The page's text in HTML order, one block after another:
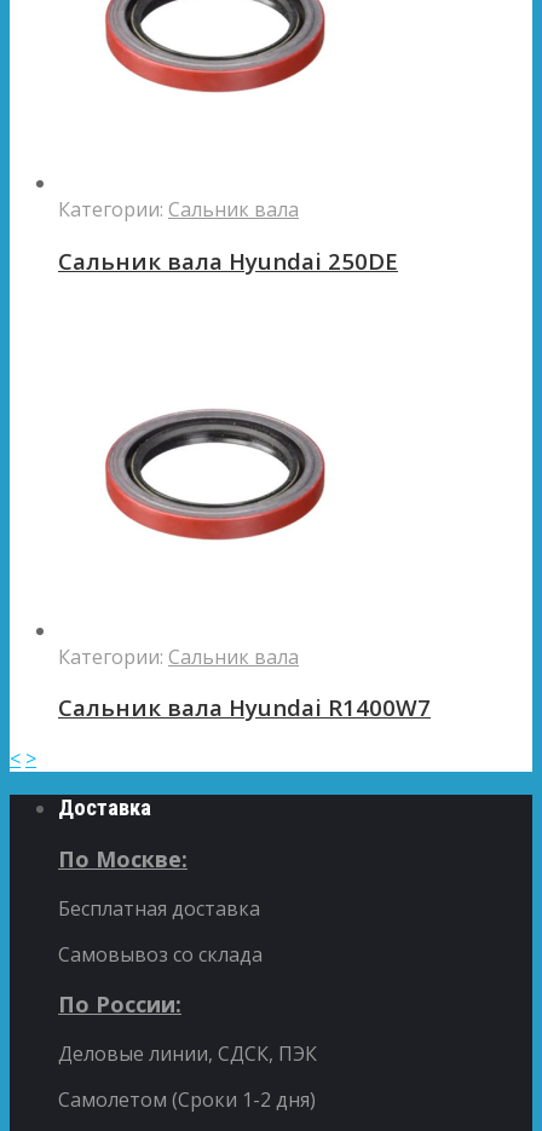
Категории: Сальник вала
Сальник вала Hyundai 250DE
Категории: Сальник вала
Сальник вала Hyundai R1400W7
< >
Доставка
По Москве:
Бесплатная доставка
Самовывоз со склада
По России:
Деловые линии, СДСК, ПЭК
Самолетом (Сроки 1-2 дня)